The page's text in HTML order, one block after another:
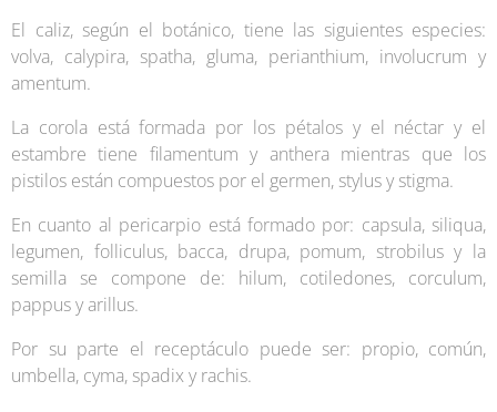
El caliz, según el botánico, tiene las siguientes especies:
volva, calypira, spatha, gluma, perianthium, involucrum y
amentum.
La corola está formada por los pétalos y el néctar y el
estambre tiene filamentum y anthera mientras que los
pistilos están compuestos por el germen, stylus y stigma.
En cuanto al pericarpio está formado por: capsula, siliqua,
legumen, folliculus, bacca, drupa, pomum, strobilus y la
semilla se compone de: hilum, cotiledones, corculum,
pappus y arillus.
Por su parte el receptáculo puede ser: propio, común,
umbella, cyma, spadix y rachis.